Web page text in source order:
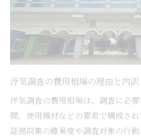
依頼者が知っておきたい
千葉県八千代市で安心して依
浮気調査の相談時に重視
ト
信頼できる探偵事務所を
浮気調査依頼前の不安を
浮気調査で失敗しない探
浮気調査の費用相場の理由と内訳
浮気調査の費用相場は、調査に必
間、使用機材などの要素で構成され
証拠収集の難易度や調査対象の行